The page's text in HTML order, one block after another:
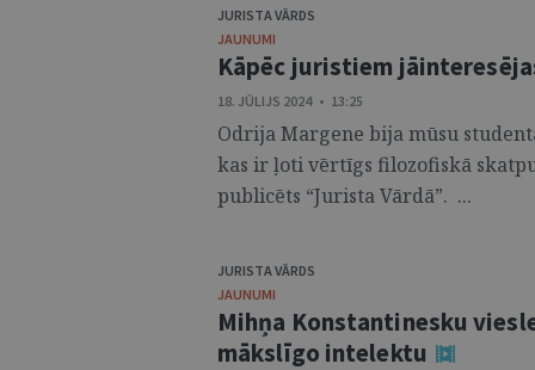
JURISTA VĀRDS
JAUNUMI
Kāpēc juristiem
18. JŪLIJS 2024 • 13:25
Odrija Margene bija mūsu
kas ir ļoti vērtīgs filozofiskā
publicēts “Jurista Vārdā”. ...
JURISTA VĀRDS
JAUNUMI
Mihņa Konstantinesku
mākslīgo intelektu